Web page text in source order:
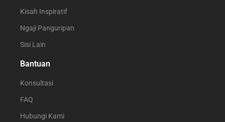
Kisah Inspiratif
Ngaji Panguripan
Sisi Lain
Bantuan
Konsultasi
FAQ
Hubungi Kami